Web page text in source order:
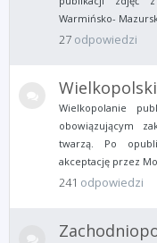
Warmińsko-
27 odpowiedzi
Wielkopolanie
obowiązującym
twarzą. Po
akceptację przez
241 odpowiedzi